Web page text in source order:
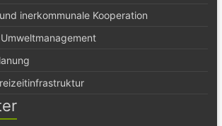
inerkommunale Kooperation